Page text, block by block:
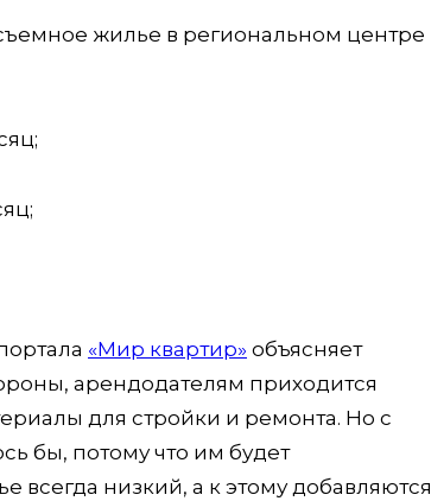
жилье в региональном центре
«Мир квартир» объясняет
арендодателям приходится
для стройки и ремонта. Но с
бы, потому что им будет
низкий, а к этому добавляются